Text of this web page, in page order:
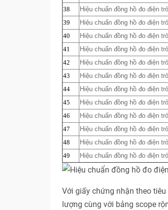
38
Hiệu chuẩn đồng hồ đo điện
39
Hiệu chuẩn đồng hồ đo điện
40
Hiệu chuẩn đồng hồ đo điện
41
Hiệu chuẩn đồng hồ đo điện
42
Hiệu chuẩn đồng hồ đo điện
43
Hiệu chuẩn đồng hồ đo điện
44
Hiệu chuẩn đồng hồ đo điện
45
Hiệu chuẩn đồng hồ đo điện
46
Hiệu chuẩn đồng hồ đo điện
47
Hiệu chuẩn đồng hồ đo điện
48
Hiệu chuẩn đồng hồ đo điện
49
Hiệu chuẩn đồng hồ đo điện
Với giấy chứng nhận theo tiêu
lượng cùng với bảng scope